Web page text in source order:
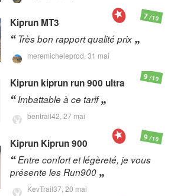
Kiprun MT3
Très bon rapport qualité prix
meremicheleprod, 31 mai
7/10
Kiprun kiprun run 900 ultra
Imbattable à ce tarif
bentrail42, 27 mai
9/10
Kiprun Kiprun 900
Entre confort et légèreté, je vous
présente les Run900
KevTrail37, 20 mai
9/10